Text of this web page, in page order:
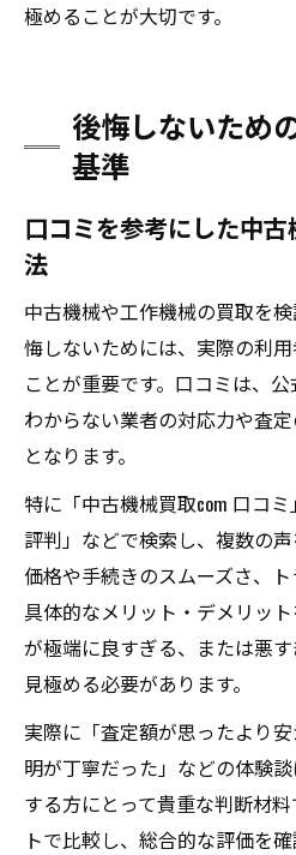
極めることが大切です。
後悔しないため
基準
口コミを参考にした中
法
中古機械や工作機械の買取を
悔しないためには、実際の利
ことが重要です。口コミは、
わからない業者の対応力や査
となります。
特に「中古機械買取com 口コ
評判」などで検索し、複数の
価格や手続きのスムーズさ、ト
具体的なメリット・デメリッ
が極端に良すぎる、または悪
見極める必要があります。
実際に「査定額が思ったより
明が丁寧だった」などの体験
する方にとって貴重な判断材
トで比較し、総合的な評価を